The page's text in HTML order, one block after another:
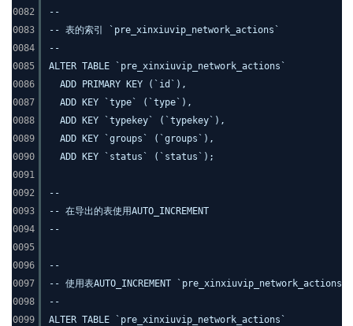
0082
0083
0084
0085
0086
0087
0088
0089
0090
0091
0092
0093
0094
0095
0096
0097
0098
0099
--
-- 表的索引 `pre_xinxiuvip_network_actions`
--
ALTER TABLE `pre_xinxiuvip_network_actions`
ADD PRIMARY KEY (`id`),
ADD KEY `type` (`type`),
ADD KEY `typekey` (`typekey`),
ADD KEY `groups` (`groups`),
ADD KEY `status` (`status`);
--
-- 在导出的表使用AUTO_INCREMENT
--
--
-- 使用表AUTO_INCREMENT `pre_xinxiuvip_network_actions`
--
ALTER TABLE `pre_xinxiuvip_network_actions`